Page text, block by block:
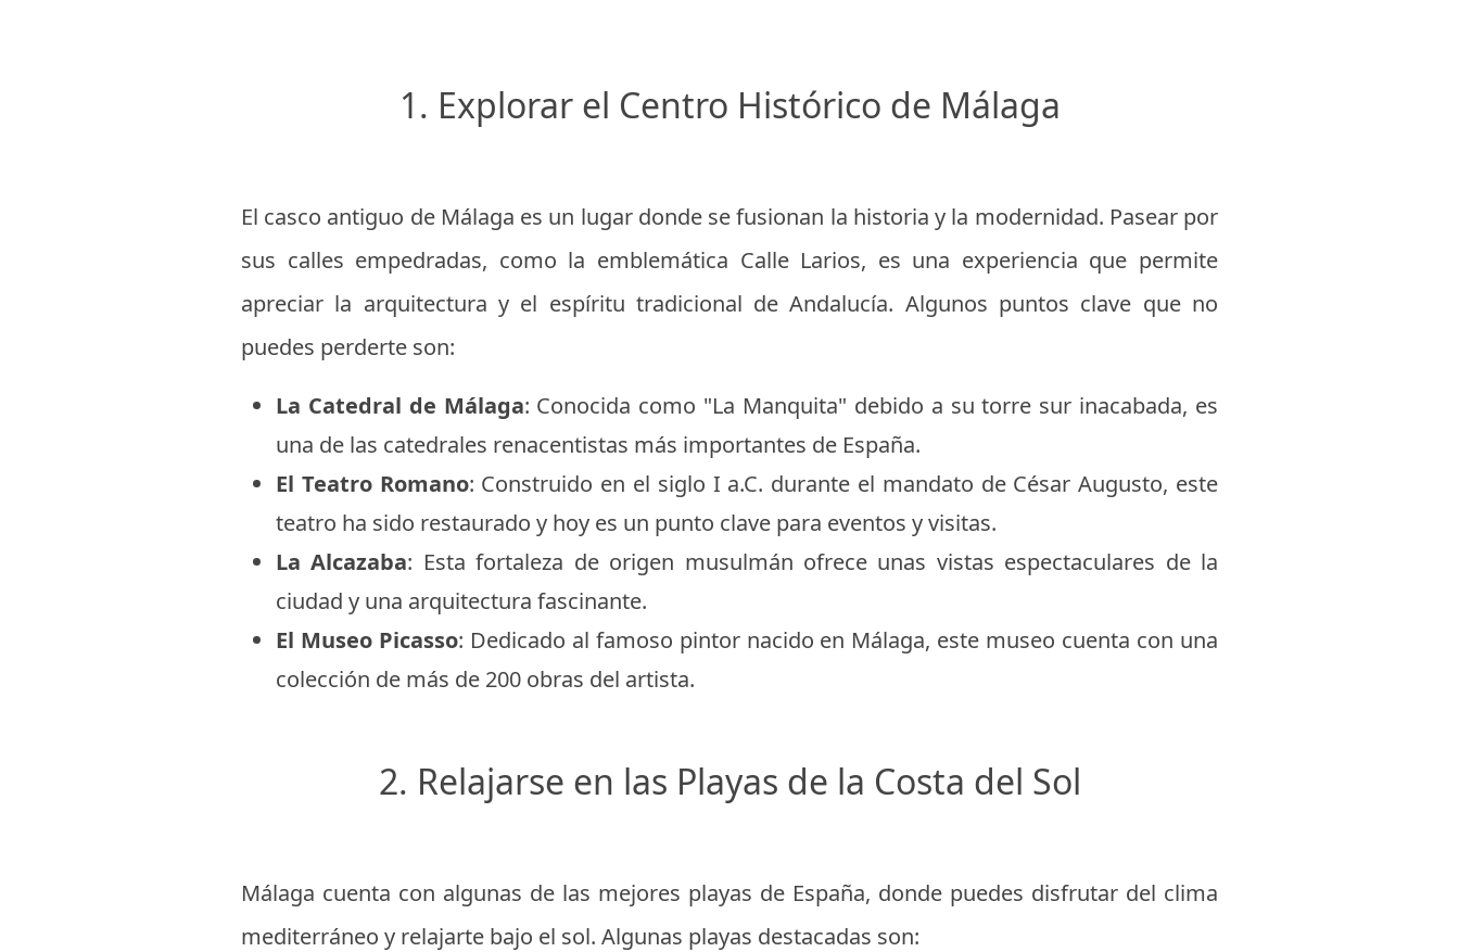
1. Explorar el Centro Histórico de Málaga
El casco antiguo de Málaga es un lugar donde se fusionan la historia y la modernidad. Pasear por
sus calles empedradas, como la emblemática Calle Larios, es una experiencia que permite
apreciar la arquitectura y el espíritu tradicional de Andalucía. Algunos puntos clave que no
puedes perderte son:
La Catedral de Málaga: Conocida como "La Manquita" debido a su torre sur inacabada, es
una de las catedrales renacentistas más importantes de España.
El Teatro Romano: Construido en el siglo I a.C. durante el mandato de César Augusto, este
teatro ha sido restaurado y hoy es un punto clave para eventos y visitas.
La Alcazaba: Esta fortaleza de origen musulmán ofrece unas vistas espectaculares de la
ciudad y una arquitectura fascinante.
El Museo Picasso: Dedicado al famoso pintor nacido en Málaga, este museo cuenta con una
colección de más de 200 obras del artista.
2. Relajarse en las Playas de la Costa del Sol
Málaga cuenta con algunas de las mejores playas de España, donde puedes disfrutar del clima
mediterráneo y relajarte bajo el sol. Algunas playas destacadas son: